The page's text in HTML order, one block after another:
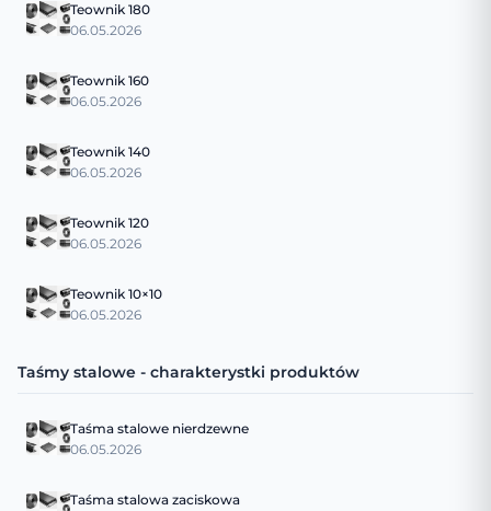
Teownik 180
06.05.2026
Teownik 160
06.05.2026
Teownik 140
06.05.2026
Teownik 120
06.05.2026
Teownik 10×10
06.05.2026
Taśmy stalowe - charakterystki produktów
Taśma stalowe nierdzewne
06.05.2026
Taśma stalowa zaciskowa